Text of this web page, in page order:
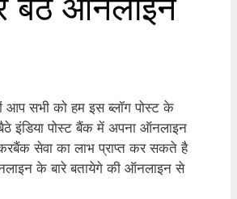
आप सभी को हम इस ब्लॉग पोस्ट के
इंडिया पोस्ट बैंक में अपना ऑनलाइन
सेवा का लाभ प्राप्त कर सकते है
के बारे बतायेगे की ऑनलाइन से